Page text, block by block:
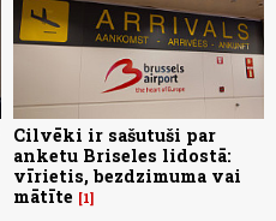
Cilvēki ir sašutuši par
anketu Briseles lidostā:
vīrietis, bezdzimuma vai
mātīte
1